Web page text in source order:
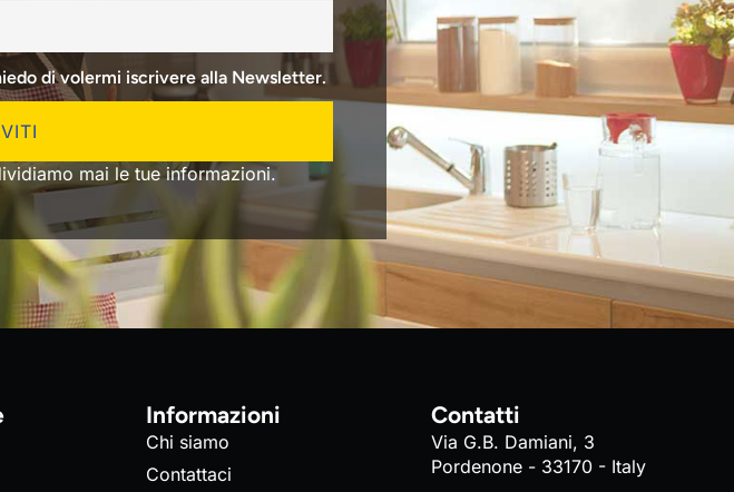
di volermi iscrivere alla Newsletter.
mai le tue informazioni.
Informazioni
Chi siamo
Contattaci
Contatti
Via G.B. Damiani, 3
Pordenone - 33170 - Italy